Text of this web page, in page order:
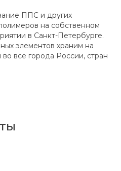
ППС и других
на собственном
в Санкт-Петербурге.
элементов храним на
все города России, стран